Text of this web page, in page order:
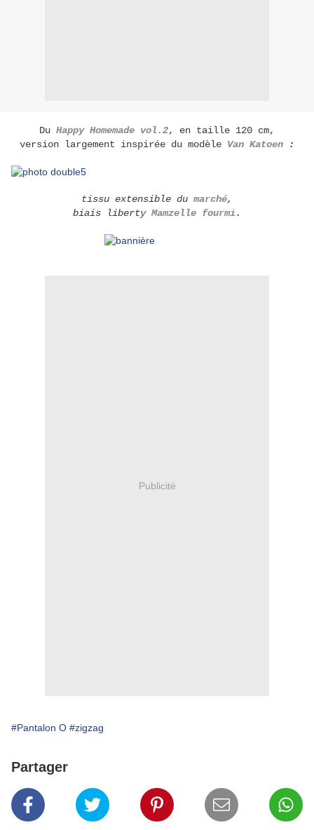
Du Happy Homemade vol.2, en taille 120 cm,
version largement inspirée du modèle Van Katoen :
tissu extensible du marché,
biais liberty Mamzelle fourmi.
Publicité
#Pantalon O #zigzag
Partager